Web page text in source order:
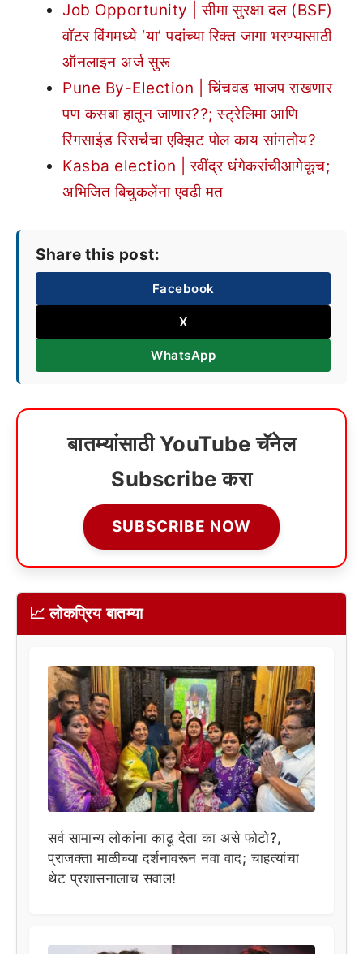
Job Opportunity | सीमा सुरक्षा दल (BSF)
वॉटर विंगमध्ये ‘या’ पदांच्या रिक्त जागा भरण्यासाठी
ऑनलाइन अर्ज सुरू
Pune By-Election | चिंचवड भाजप राखणार
पण कसबा हातून जाणार??; स्ट्रेलिमा आणि
रिंगसाईड रिसर्चचा एक्झिट पोल काय सांगतोय?
Kasba election | रवींद्र धंगेकरांचीआगेकूच;
अभिजित बिचुकलेंना एवढी मत
Share this post:
Facebook
X
WhatsApp
बातम्यांसाठी YouTube चॅनेल
Subscribe करा
SUBSCRIBE NOW
📈 लोकप्रिय बातम्या
सर्व सामान्य लोकांना काढू देता का असे फोटो?,
प्राजक्ता माळीच्या दर्शनावरून नवा वाद; चाहत्यांचा
थेट प्रशासनालाच सवाल!